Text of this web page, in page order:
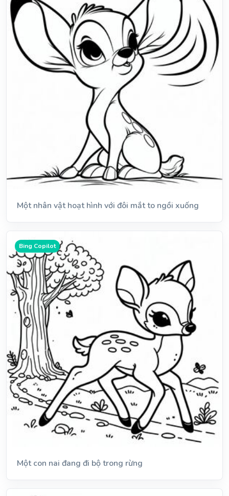
Một nhân vật hoạt hình với đôi mắt to ngồi xuống
Bing Copilot
Một con nai đang đi bộ trong rừng